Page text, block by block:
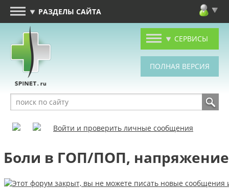
РАЗДЕЛЫ САЙТА
СЕРВИСЫ
Войти и проверить личные сообщения
Боли в ГОП/ПОП,